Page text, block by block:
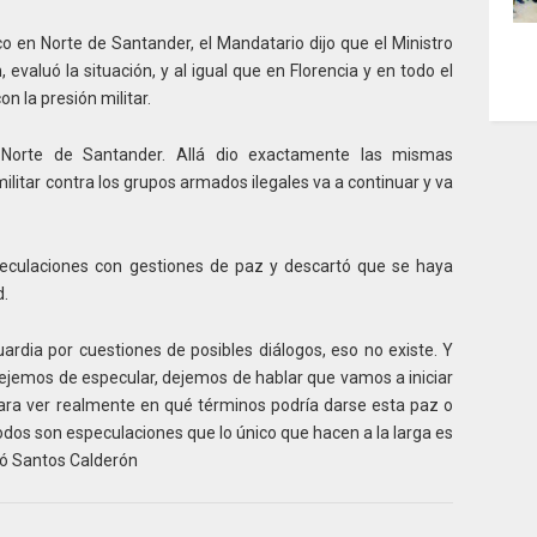
en Norte de Santander, el Mandatario dijo que el Ministro
la situación, y al igual que en Florencia y en todo el
la presión militar.
de Santander. Allá dio exactamente las mismas
contra los grupos armados ilegales va a continuar y va
con gestiones de paz y descartó que se haya
por cuestiones de posibles diálogos, eso no existe. Y
de especular, dejemos de hablar que vamos a iniciar
ver realmente en qué términos podría darse esta paz o
son especulaciones que lo único que hacen a la larga es
Santos Calderón